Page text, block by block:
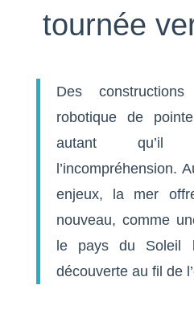
tournée
Des
robotique de
autant qu’il
l’incompréhension.
enjeux, la mer
nouveau, comme
le pays du Soleil
découverte au fil de